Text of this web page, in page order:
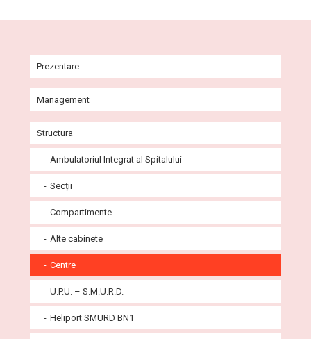
Prezentare
Misiune și viziune
Agenda conducerii
Galerie imagini
Programe
Certificate și acreditări
Instituții partenere
Comunicate
Listă legislaţie incidentă personalului
Știri și evenimente
Articole științifice medicale
Management
Structura
Ambulatoriul Integrat al Spitalului
Cabinete Ambulatoriu
Secții
Compartimente
Alte cabinete
Centre
U.P.U. – S.M.U.R.D.
U.P.U. – S.M.U.R.D. – Pediatrie
Heliport SMURD BN1